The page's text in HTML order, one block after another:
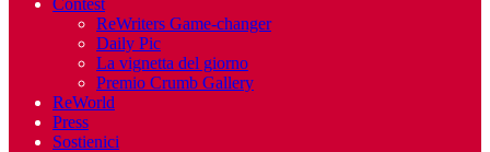
ReWriters Game-changer
Daily Pic
La vignetta del giorno
Premio Crumb Gallery
ReWorld
Press
Sostienici